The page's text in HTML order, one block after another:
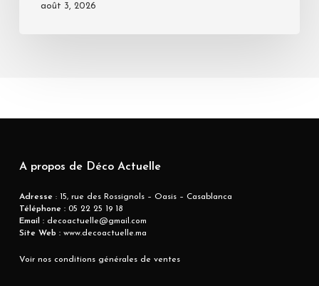
août 3, 2026
A propos de Déco Actuelle
Adresse : 15, rue des Rossignols – Oasis – Casablanca
Téléphone :05 22 25 19 18
Email :decoactuelle@gmail.com
Site Web :www.decoactuelle.ma
Voir nos conditions générales de ventes